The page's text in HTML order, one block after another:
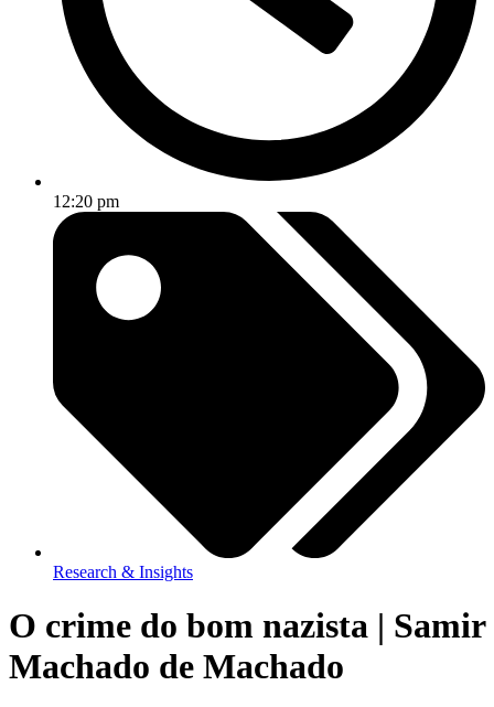
12:20 pm
Research & Insights
O crime do bom nazista | Samir
Machado de Machado